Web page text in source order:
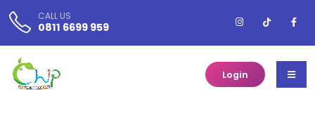
CALL US
0811 6699 959
Login